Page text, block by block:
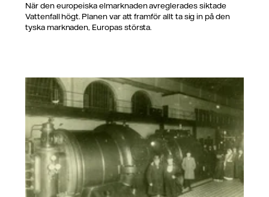
När den europeiska elmarknaden avreglerades siktade
Vattenfall högt. Planen var att framför allt ta sig in på den
tyska marknaden, Europas största.